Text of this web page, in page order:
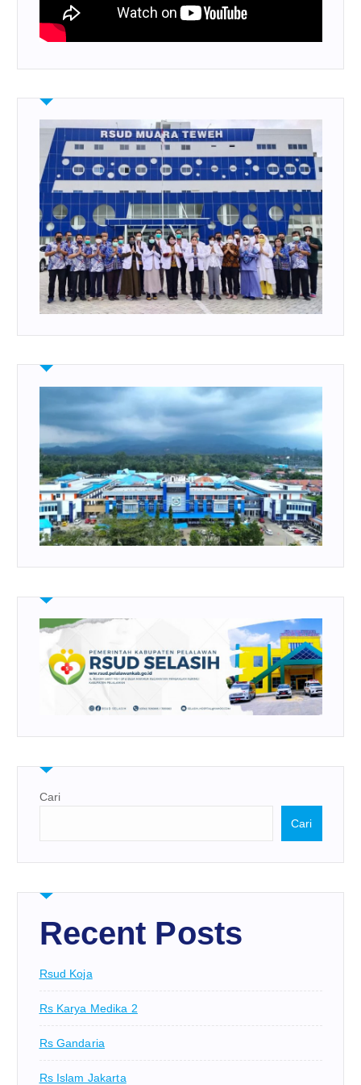
Cari
Cari
Recent Posts
Rsud Koja
Rs Karya Medika 2
Rs Gandaria
Rs Islam Jakarta